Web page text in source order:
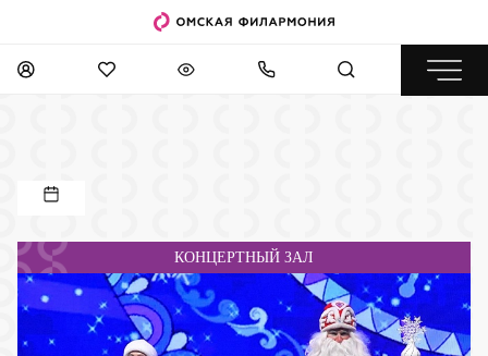
КОНЦЕРТНЫЙ ЗАЛ